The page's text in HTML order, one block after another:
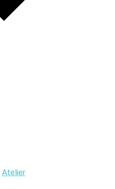
Atelier